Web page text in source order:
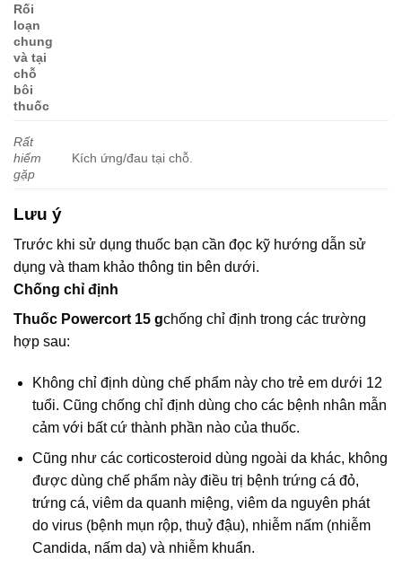
Rối
loạn
chung
và tại
chỗ
bôi
thuốc
Rất
hiếm
gặp
Kích ứng/đau tại chỗ.
Lưu ý
Trước khi sử dụng thuốc bạn cần đọc kỹ hướng dẫn sử
dụng và tham khảo thông tin bên dưới.
Chống chỉ định
Thuốc Powercort 15 gchống chỉ định trong các trường
hợp sau:
Không chỉ định dùng chế phẩm này cho trẻ em dưới 12
tuổi. Cũng chống chỉ định dùng cho các bệnh nhân mẫn
cảm với bất cứ thành phần nào của thuốc.
Cũng như các corticosteroid dùng ngoài da khác, không
được dùng chế phẩm này điều trị bệnh trứng cá đỏ,
trứng cá, viêm da quanh miệng, viêm da nguyên phát
do virus (bệnh mụn rộp, thuỷ đậu), nhiễm nấm (nhiễm
Candida, nấm da) và nhiễm khuẩn.